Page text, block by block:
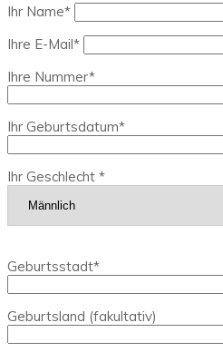
Ihr Name*
Ihre E-Mail*
Ihre Nummer*
Ihr Geburtsdatum*
Ihr Geschlecht *
Geburtsstadt*
Geburtsland (fakultativ)